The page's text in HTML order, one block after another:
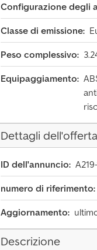
Configurazione degli
Classe di emissione:
Peso complessivo:
Equipaggiamento:
Dettagli dell'offerta
ID dell'annuncio:
numero di riferimento:
Aggiornamento:
Descrizione